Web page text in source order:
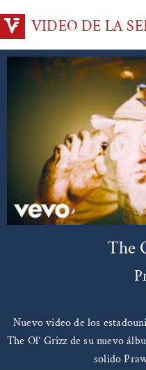
VIDEO DE LA
The
Nuevo video de los
The Ol’ Grizz de su nuevo
solido